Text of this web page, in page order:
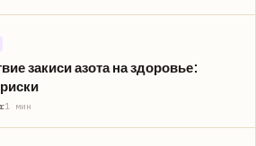
закиси азота на здоровье:
1 мин